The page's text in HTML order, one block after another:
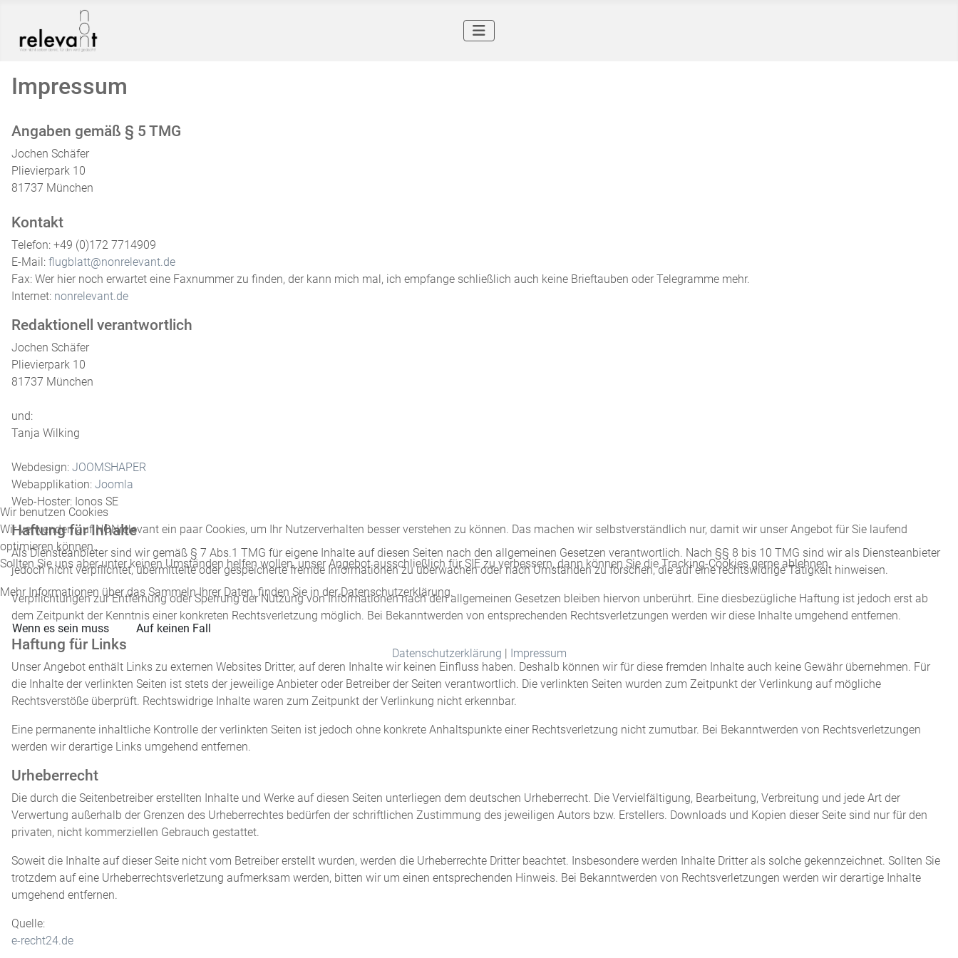
Impressum
Angaben gemäß § 5 TMG
Jochen Schäfer
Plievierpark 10
81737 München
Kontakt
Telefon: +49 (0)172 7714909
E-Mail: flugblatt@nonrelevant.de
Fax: Wer hier noch erwartet eine Faxnummer zu finden, der kann mich mal, ich empfange schließlich auch keine Brieftauben oder Telegramme mehr.
Internet: nonrelevant.de
Redaktionell verantwortlich
Jochen Schäfer
Plievierpark 10
81737 München
und:
Tanja Wilking
Webdesign: JOOMSHAPER
Webapplikation: Joomla
Web-Hoster: Ionos SE
Haftung für Inhalte
Als Diensteanbieter sind wir gemäß § 7 Abs.1 TMG für eigene Inhalte auf diesen Seiten nach den allgemeinen Gesetzen verantwortlich. Nach §§ 8 bis 10 TMG sind wir als Diensteanbieter
jedoch nicht verpflichtet, übermittelte oder gespeicherte fremde Informationen zu überwachen oder nach Umständen zu forschen, die auf eine rechtswidrige Tätigkeit hinweisen.
Verpflichtungen zur Entfernung oder Sperrung der Nutzung von Informationen nach den allgemeinen Gesetzen bleiben hiervon unberührt. Eine diesbezügliche Haftung ist jedoch erst ab
dem Zeitpunkt der Kenntnis einer konkreten Rechtsverletzung möglich. Bei Bekanntwerden von entsprechenden Rechtsverletzungen werden wir diese Inhalte umgehend entfernen.
Haftung für Links
Unser Angebot enthält Links zu externen Websites Dritter, auf deren Inhalte wir keinen Einfluss haben. Deshalb können wir für diese fremden Inhalte auch keine Gewähr übernehmen. Für
die Inhalte der verlinkten Seiten ist stets der jeweilige Anbieter oder Betreiber der Seiten verantwortlich. Die verlinkten Seiten wurden zum Zeitpunkt der Verlinkung auf mögliche
Rechtsverstöße überprüft. Rechtswidrige Inhalte waren zum Zeitpunkt der Verlinkung nicht erkennbar.
Eine permanente inhaltliche Kontrolle der verlinkten Seiten ist jedoch ohne konkrete Anhaltspunkte einer Rechtsverletzung nicht zumutbar. Bei Bekanntwerden von Rechtsverletzungen
werden wir derartige Links umgehend entfernen.
Urheberrecht
Die durch die Seitenbetreiber erstellten Inhalte und Werke auf diesen Seiten unterliegen dem deutschen Urheberrecht. Die Vervielfältigung, Bearbeitung, Verbreitung und jede Art der
Verwertung außerhalb der Grenzen des Urheberrechtes bedürfen der schriftlichen Zustimmung des jeweiligen Autors bzw. Erstellers. Downloads und Kopien dieser Seite sind nur für den
privaten, nicht kommerziellen Gebrauch gestattet.
Soweit die Inhalte auf dieser Seite nicht vom Betreiber erstellt wurden, werden die Urheberrechte Dritter beachtet. Insbesondere werden Inhalte Dritter als solche gekennzeichnet. Sollten Sie
trotzdem auf eine Urheberrechtsverletzung aufmerksam werden, bitten wir um einen entsprechenden Hinweis. Bei Bekanntwerden von Rechtsverletzungen werden wir derartige Inhalte
umgehend entfernen.
Quelle:
e-recht24.de
Wir benutzen Cookies
Wir verwenden auf NONrelevant ein paar Cookies, um Ihr Nutzerverhalten besser verstehen zu können. Das machen wir selbstverständlich nur, damit wir unser Angebot für Sie laufend
optimieren können.
Sollten Sie uns aber unter keinen Umständen helfen wollen, unser Angebot ausschließlich für SIE zu verbessern, dann können Sie die Tracking-Cookies gerne ablehnen.
Mehr Informationen über das Sammeln Ihrer Daten, finden Sie in der Datenschutzerklärung.
Wenn es sein muss
Auf keinen Fall
Datenschutzerklärung | Impressum